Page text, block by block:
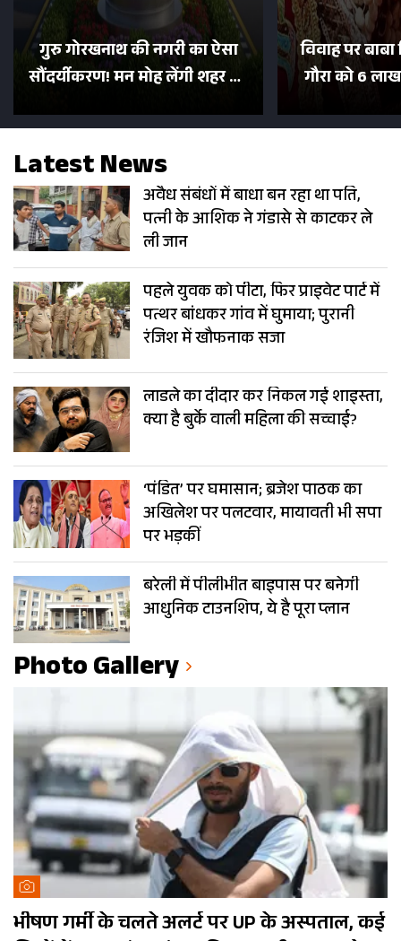
गुरु गोरखनाथ की नगरी का ऐसा
सौंदर्यीकरण! मन मोह लेंगी शहर की
विवाह पर
गौरा को 6
Latest News
अवैध संबंधों में बाधा बन रहा था पति,
पत्नी के आशिक ने गंडासे से काटकर ले
ली जान
पहले युवक को पीटा, फिर प्राइवेट पार्ट में
पत्थर बांधकर गांव में घुमाया; पुरानी
रंजिश में खौफनाक सजा
लाडले का दीदार कर निकल गई शाइस्ता,
क्या है बुर्के वाली महिला की सच्चाई?
‘पंडित’ पर घमासान; ब्रजेश पाठक का
अखिलेश पर पलटवार, मायावती भी सपा
पर भड़कीं
बरेली में पीलीभीत बाइपास पर बनेगी
आधुनिक टाउनशिप, ये है पूरा प्लान
Photo Gallery
भीषण गर्मी के चलते अलर्ट पर UP के अस्पताल, कई